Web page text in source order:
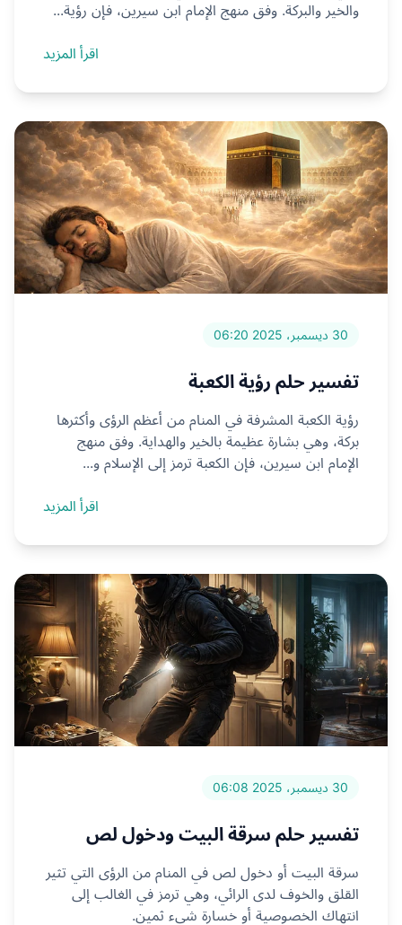
والخير والبركة. وفق منهج الإمام ابن سيرين، فإن رؤية...
اقرأ المزيد
30 ديسمبر، 2025 06:20
تفسير حلم رؤية الكعبة
رؤية الكعبة المشرفة في المنام من أعظم الرؤى وأكثرها
بركة، وهي بشارة عظيمة بالخير والهداية. وفق منهج
الإمام ابن سيرين، فإن الكعبة ترمز إلى الإسلام و...
اقرأ المزيد
30 ديسمبر، 2025 06:08
تفسير حلم سرقة البيت ودخول لص
سرقة البيت أو دخول لص في المنام من الرؤى التي تثير
القلق والخوف لدى الرائي، وهي ترمز في الغالب إلى
انتهاك الخصوصية أو خسارة شيء ثمين.